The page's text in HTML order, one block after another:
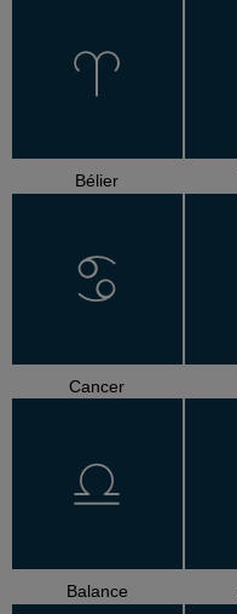
Bélier
Cancer
Balance